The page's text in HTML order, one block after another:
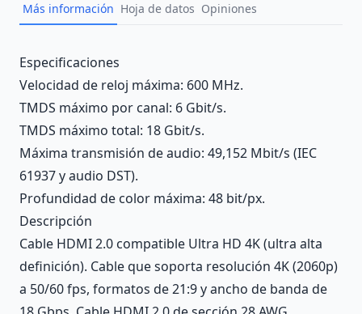
Más información Hoja de datos Opiniones
Description
Especificaciones
Velocidad de reloj máxima: 600 MHz.
TMDS máximo por canal: 6 Gbit/s.
TMDS máximo total: 18 Gbit/s.
Máxima transmisión de audio: 49,152 Mbit/s (IEC
61937 y audio DST).
Profundidad de color máxima: 48 bit/px.
Descripción
Cable HDMI 2.0 compatible Ultra HD 4K (ultra alta
definición). Cable que soporta resolución 4K (2060p)
a 50/60 fps, formatos de 21:9 y ancho de banda de